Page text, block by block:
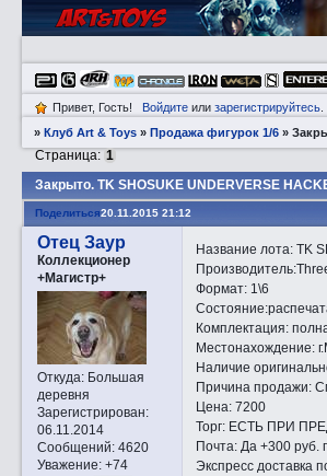
Привет, Гость! Войдитеили зарегистрируйтесь.
»Клуб Art & Toys »Продажа фигурок 1/6 »
Закрытo. TK SHOSUKE UNDERVERSE
Страница: 1
Поделиться20.11.2015 21:12
Отец Заур
Коллекционер
+Магистр+
Откуда:Большая
деревня
Зарегистрирован:
06.11.2014
Сообщений:4620
Уважение: +74
Название лота: TK
Формат: 1\6
Комплектация:
Местонахождение:
Наличие
Причина продажи:
Цена: 7200
Торг: ЕСТЬ ПРИ
Почта: Да +300 руб.
Экспресс доставка